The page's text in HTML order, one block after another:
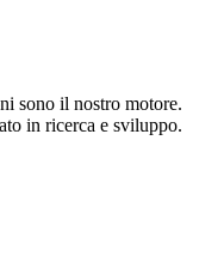
sono il nostro motore.
in ricerca e sviluppo.